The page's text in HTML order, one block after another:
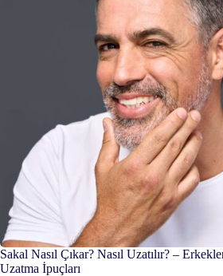
Sakal Nasıl Çıkar? Nasıl Uzatılır? –
Uzatma İpuçları